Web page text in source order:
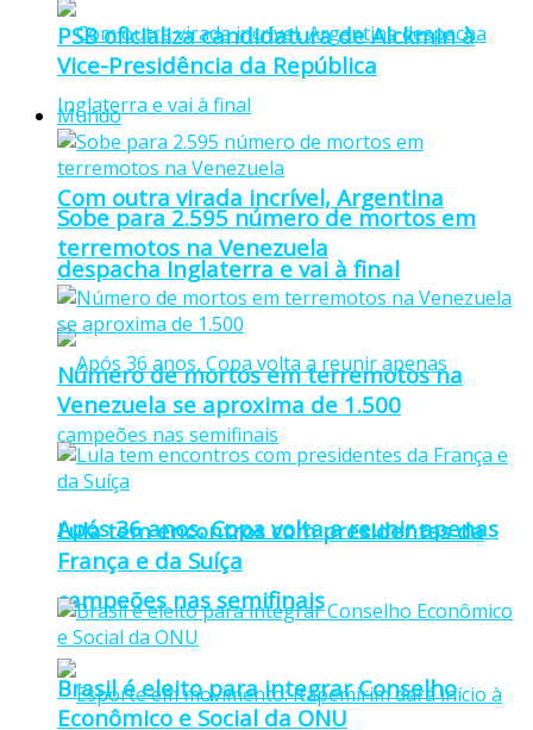
Com outra virada incrível, Argentina
despacha Inglaterra e vai à final
Após 36 anos, Copa volta a reunir apenas
campeões nas semifinais
PSB oficializa candidatura de Alckmin à
Vice-Presidência da República
Mundo
Sobe para 2.595 número de mortos em
terremotos na Venezuela
Número de mortos em terremotos na
Venezuela se aproxima de 1.500
Lula tem encontros com presidentes da
França e da Suíça
Brasil é eleito para integrar Conselho
Econômico e Social da ONU